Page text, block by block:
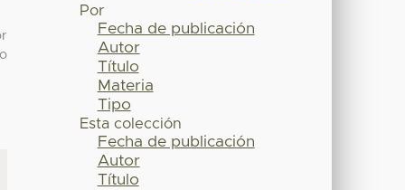
Por
Fecha de publicación
Autor
Título
Materia
Tipo
Esta colección
Fecha de publicación
Autor
Título